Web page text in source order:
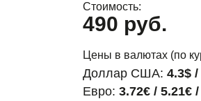
Стоимость:
490 руб.
Цены в валютах (по
Доллар США: 4.3$
Евро: 3.72€ / 5.21€